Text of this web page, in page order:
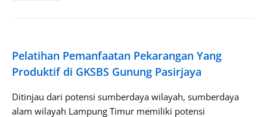
Pelatihan Pemanfaatan Pekarangan Yang
Produktif di GKSBS Gunung Pasirjaya
Ditinjau dari potensi sumberdaya wilayah, sumberdaya
alam wilayah Lampung Timur memiliki potensi